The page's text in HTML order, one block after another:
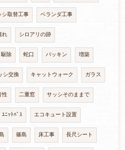
シ取替工事 ベランダ工事
れ シロアリの跡
除 蛇口 パッキン 増築
シ交換 キャットウォーク ガラス
性 二重窓 サッシそのままで
ﾕﾆｯﾄﾊﾞｽ エコキュート設置
篠島 床工事 長尺シート